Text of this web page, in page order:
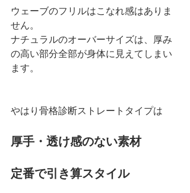
ウェーブのフリルはこなれ感はありま
せん。
ナチュラルのオーバーサイズは、厚み
の高い部分全部が身体に見えてしまい
ます。
やはり骨格診断ストレートタイプは
厚手・透け感のない素材
定番で引き算スタイル